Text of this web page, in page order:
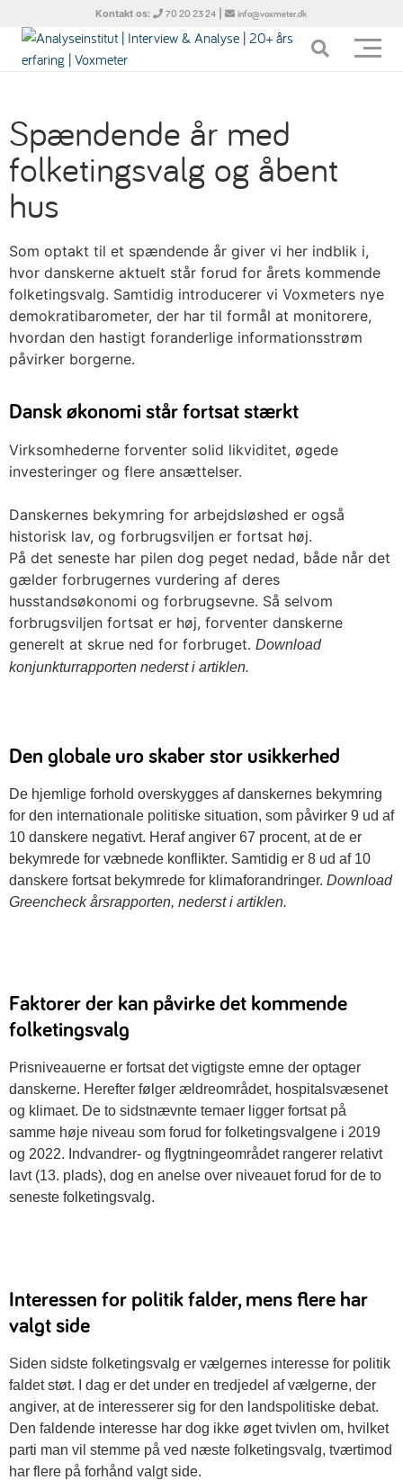
Kontakt os: 70 20 23 24 | info@voxmeter.dk
Spændende år med
folketingsvalg og åbent
hus
Som optakt til et spændende år giver vi her indblik i,
hvor danskerne aktuelt står forud for årets kommende
folketingsvalg. Samtidig introducerer vi Voxmeters nye
demokratibarometer, der har til formål at monitorere,
hvordan den hastigt foranderlige informationsstrøm
påvirker borgerne.
Dansk økonomi står fortsat stærkt
Virksomhederne forventer solid likviditet, øgede
investeringer og flere ansættelser.
Danskernes bekymring for arbejdsløshed er også
historisk lav, og forbrugsviljen er fortsat høj.
På det seneste har pilen dog peget nedad, både når det
gælder forbrugernes vurdering af deres
husstandsøkonomi og forbrugsevne. Så selvom
forbrugsviljen fortsat er høj, forventer danskerne
generelt at skrue ned for forbruget. Download
konjunkturrapporten nederst i artiklen.
Den globale uro skaber stor usikkerhed
De hjemlige forhold overskygges af danskernes bekymring
for den internationale politiske situation, som påvirker 9 ud af
10 danskere negativt. Heraf angiver 67 procent, at de er
bekymrede for væbnede konflikter. Samtidig er 8 ud af 10
danskere fortsat bekymrede for klimaforandringer. Download
Greencheck årsrapporten, nederst i artiklen.
Faktorer der kan påvirke det kommende
folketingsvalg
Prisniveauerne er fortsat det vigtigste emne der optager
danskerne. Herefter følger ældreområdet, hospitalsvæsenet
og klimaet. De to sidstnævnte temaer ligger fortsat på
samme høje niveau som forud for folketingsvalgene i 2019
og 2022. Indvandrer- og flygtningeområdet rangerer relativt
lavt (13. plads), dog en anelse over niveauet forud for de to
seneste folketingsvalg.
Interessen for politik falder, mens flere har
valgt side
Siden sidste folketingsvalg er vælgernes interesse for politik
faldet støt. I dag er det under en tredjedel af vælgerne, der
angiver, at de interesserer sig for den landspolitiske debat.
Den faldende interesse har dog ikke øget tvivlen om, hvilket
parti man vil stemme på ved næste folketingsvalg, tværtimod
har flere på forhånd valgt side.